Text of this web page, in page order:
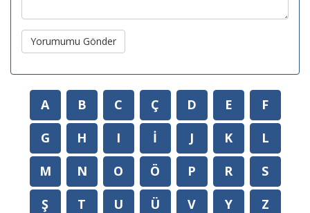
Yorumumu Gönder
A B C Ç D E
F
G
H I İ J K
L
M
N O Ö P R
S
Ş
T U Ü V Y Z